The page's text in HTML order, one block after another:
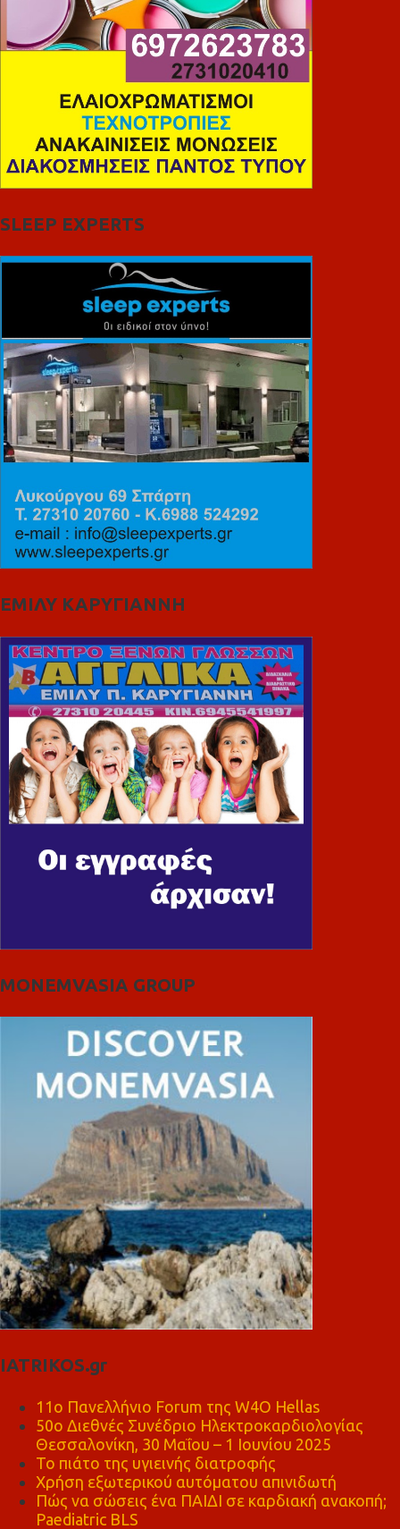
SLEEP EXPERTS
ΕΜΙΛΥ ΚΑΡΥΓΙΑΝΝΗ
MONEMVASIA GROUP
IATRIKOS.gr
11ο Πανελλήνιο Forum της W4O Hellas
50ο Διεθνές Συνέδριο Ηλεκτροκαρδιολογίας
Θεσσαλονίκη, 30 Μαΐου – 1 Ιουνίου 2025
Το πιάτο της υγιεινής διατροφής
Χρήση εξωτερικού αυτόματου απινιδωτή
Πώς να σώσεις ένα ΠΑΙΔΙ σε καρδιακή ανακοπή;
Paediatric BLS